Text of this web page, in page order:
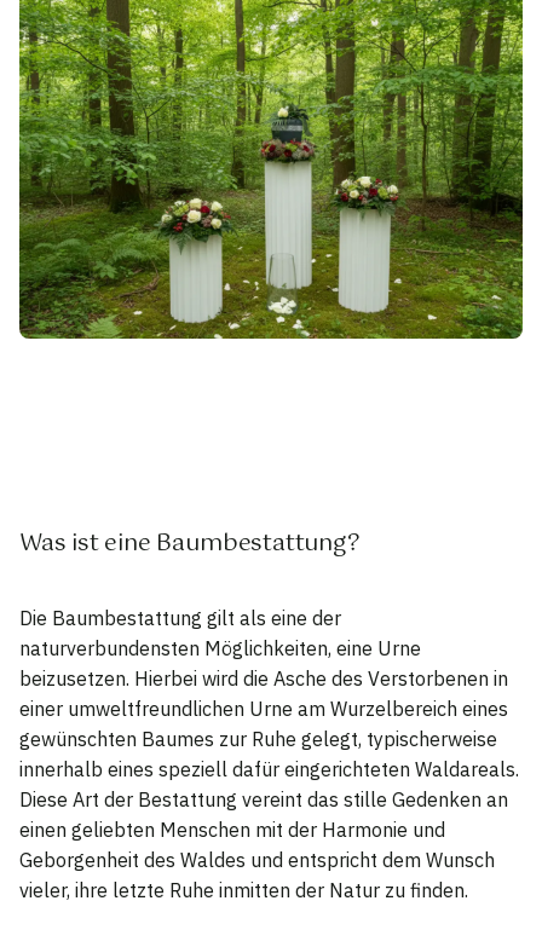
Was ist eine Baumbestattung?
Die Baumbestattung gilt als eine der
naturverbundensten Möglichkeiten, eine Urne
beizusetzen. Hierbei wird die Asche des Verstorbenen in
einer umweltfreundlichen Urne am Wurzelbereich eines
gewünschten Baumes zur Ruhe gelegt, typischerweise
innerhalb eines speziell dafür eingerichteten Waldareals.
Diese Art der Bestattung vereint das stille Gedenken an
einen geliebten Menschen mit der Harmonie und
Geborgenheit des Waldes und entspricht dem Wunsch
vieler, ihre letzte Ruhe inmitten der Natur zu finden.